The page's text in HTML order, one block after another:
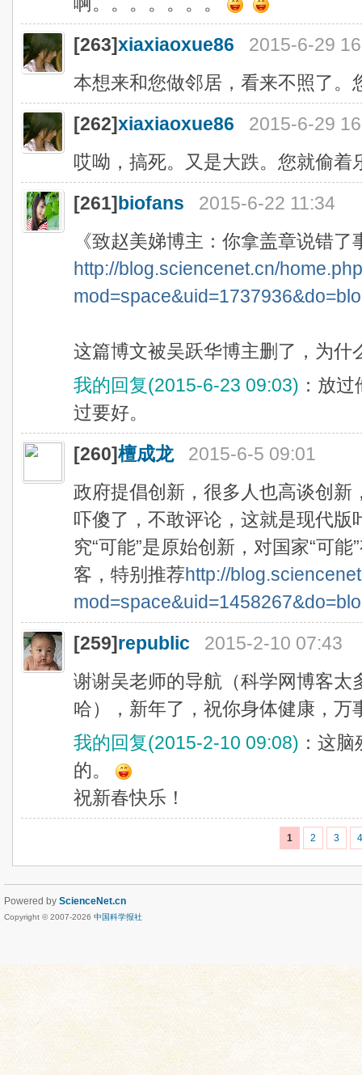
[263]xiaxiaoxue86
2015-6-29
本想来和您做邻居，看来不照了。
[262]xiaxiaoxue86
2015-6-29
哎呦，搞死。又是大跌。您就偷着
[261]biofans
2015-6-22 11:34
《致赵美娣博主：你拿盖章说错了
http://blog.sciencenet.cn/
这篇博文被吴跃华博主删了，为什
我的回复(2015-6-23 09:03) ：放
过要好。
[260]檀成龙
2015-6-5 09:01
政府提倡创新，很多人也高谈创新
吓傻了，不敢评论，这就是现代
究“可能”是原始创新，对国家“可
客，特别推荐http://
[259]republic
2015-2-10 07:43
谢谢吴老师的导航（科学网博客太
哈），新年了，祝你身体健康，万
我的回复(2015-2-10 09:08) ：这
的。
祝新春快乐！
1 2 3 4
Powered by ScienceNet.cn
Copyright © 2007-2026 中国科学报社